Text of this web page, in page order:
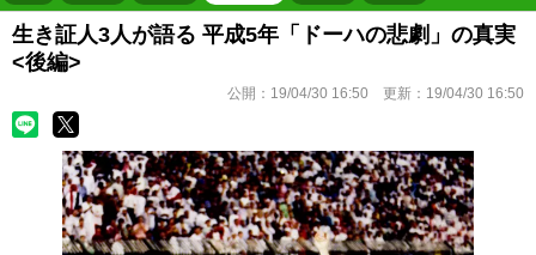
生き証人3人が語る 平成5年「ドーハの悲劇」の真実
<後編>
公開： 19/04/30 16:50 更新： 19/04/30 16:50